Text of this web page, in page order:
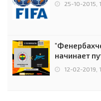
25-10-2015,
начинает
12-02-2019,